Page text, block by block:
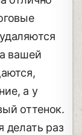
вашей
а у
оттенок.
делать раз